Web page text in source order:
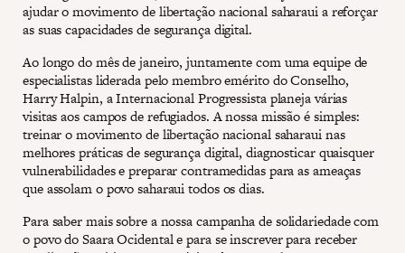
ajudar o movimento de libertação nacional saharaui a reforçar
as suas capacidades de segurança digital.
Ao longo do mês de janeiro, juntamente com uma equipe de
especialistas liderada pelo membro emérito do Conselho,
Harry Halpin, a Internacional Progressista planeja várias
visitas aos campos de refugiados. A nossa missão é simples:
treinar o movimento de libertação nacional saharaui nas
melhores práticas de segurança digital, diagnosticar quaisquer
vulnerabilidades e preparar contramedidas para as ameaças
que assolam o povo saharaui todos os dias.
Para saber mais sobre a nossa campanha de solidariedade com
o povo do Saara Ocidental e para se inscrever para receber